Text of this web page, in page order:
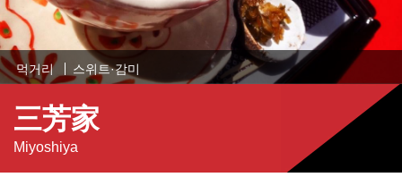
먹거리 스위트·감미
三芳家
Miyoshiya